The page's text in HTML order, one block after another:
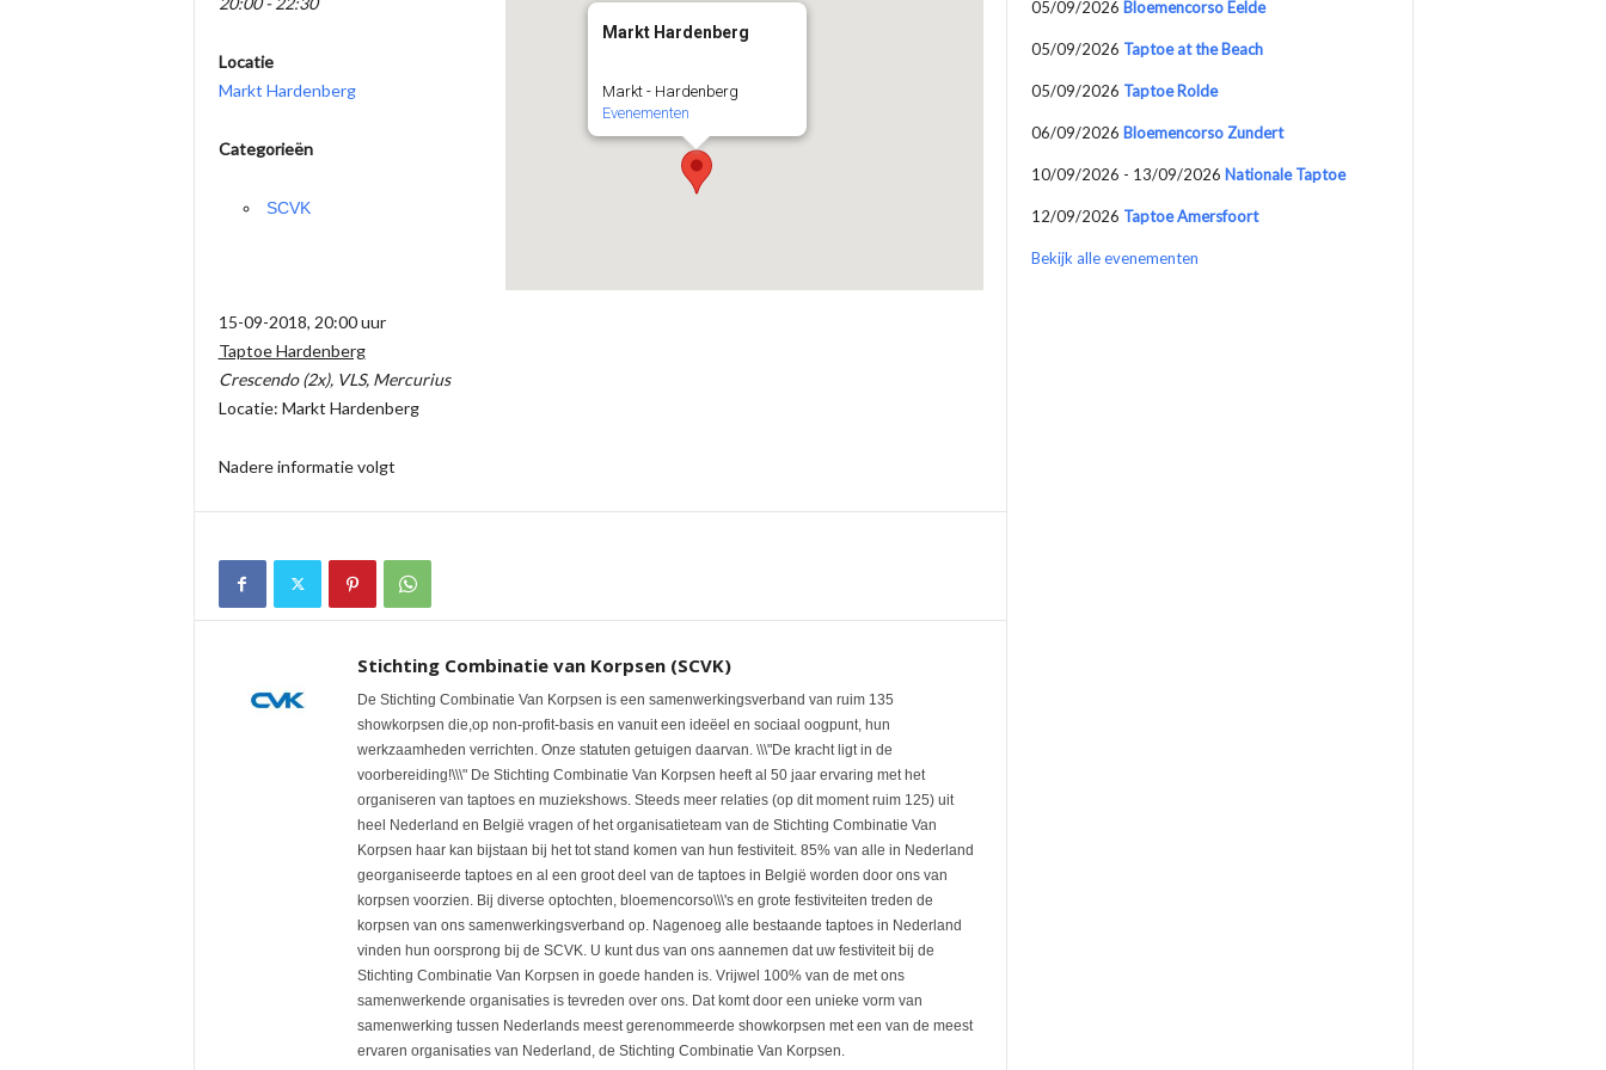
Markt Hardenberg
Markt - Hardenberg
Evenementen
Locatie
Markt Hardenberg
Categorieën
SCVK
15-09-2018, 20:00 uur
Taptoe Hardenberg
Crescendo (2x), VLS, Mercurius
Locatie: Markt Hardenberg
Nadere informatie volgt
Stichting Combinatie van Korpsen (SCVK)
De Stichting Combinatie Van Korpsen is een samenwerkingsverband van ruim 135
showkorpsen die,op non-profit-basis en vanuit een ideëel en sociaal oogpunt, hun
werkzaamheden verrichten. Onze statuten getuigen daarvan. \\\"De kracht ligt in de
voorbereiding!\\\" De Stichting Combinatie Van Korpsen heeft al 50 jaar ervaring met het
organiseren van taptoes en muziekshows. Steeds meer relaties (op dit moment ruim 125) uit
heel Nederland en België vragen of het organisatieteam van de Stichting Combinatie Van
Korpsen haar kan bijstaan bij het tot stand komen van hun festiviteit. 85% van alle in Nederland
georganiseerde taptoes en al een groot deel van de taptoes in België worden door ons van
korpsen voorzien. Bij diverse optochten, bloemencorso\\\'s en grote festiviteiten treden de
korpsen van ons samenwerkingsverband op. Nagenoeg alle bestaande taptoes in Nederland
vinden hun oorsprong bij de SCVK. U kunt dus van ons aannemen dat uw festiviteit bij de
Stichting Combinatie Van Korpsen in goede handen is. Vrijwel 100% van de met ons
samenwerkende organisaties is tevreden over ons. Dat komt door een unieke vorm van
samenwerking tussen Nederlands meest gerenommeerde showkorpsen met een van de meest
ervaren organisaties van Nederland, de Stichting Combinatie Van Korpsen.
05/09/2026 Bloemencorso Eelde
05/09/2026 Taptoe at the Beach
05/09/2026 Taptoe Rolde
06/09/2026 Bloemencorso Zundert
10/09/2026 - 13/09/2026 Nationale Taptoe
12/09/2026 Taptoe Amersfoort
Bekijk alle evenementen